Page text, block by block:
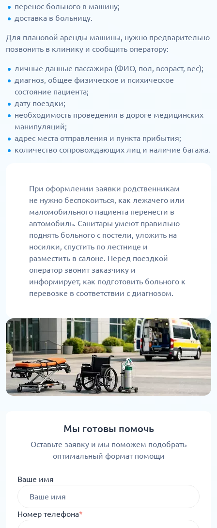
перенос больного в машину;
доставка в больницу.
Для плановой аренды машины, нужно предварительно
позвонить в клинику и сообщить оператору:
личные данные пассажира (ФИО, пол, возраст, вес);
диагноз, общее физическое и психическое
состояние пациента;
дату поездки;
необходимость проведения в дороге медицинских
манипуляций;
адрес места отправления и пункта прибытия;
количество сопровождающих лиц и наличие багажа.
При оформлении заявки родственникам
не нужно беспокоиться, как лежачего или
маломобильного пациента перенести в
автомобиль. Санитары умеют правильно
поднять больного с постели, уложить на
носилки, спустить по лестнице и
разместить в салоне. Перед поездкой
оператор звонит заказчику и
информирует, как подготовить больного к
перевозке в соответствии с диагнозом.
Мы готовы помочь
Оставьте заявку и мы поможем подобрать
оптимальный формат помощи
Ваше имя
Номер телефона*